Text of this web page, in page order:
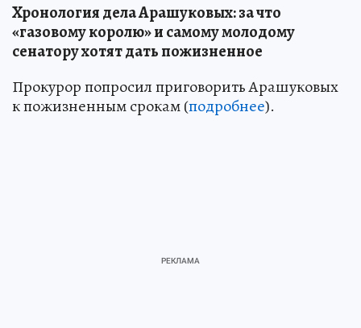
Хронология дела Арашуковых: за что
«газовому королю» и самому молодому
сенатору хотят дать пожизненное
Прокурор попросил приговорить Арашуковых
к пожизненным срокам (подробнее).